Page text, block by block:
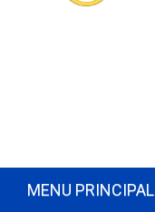
MENU PRINCIPAL